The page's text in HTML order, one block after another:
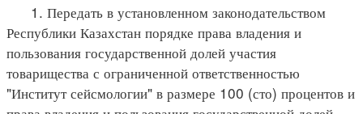
1. Передать в установленном законодательством
Республики Казахстан порядке права владения и
пользования государственной долей участия
товарищества с ограниченной ответственностью
"Институт сейсмологии" в размере 100 (сто) процентов и